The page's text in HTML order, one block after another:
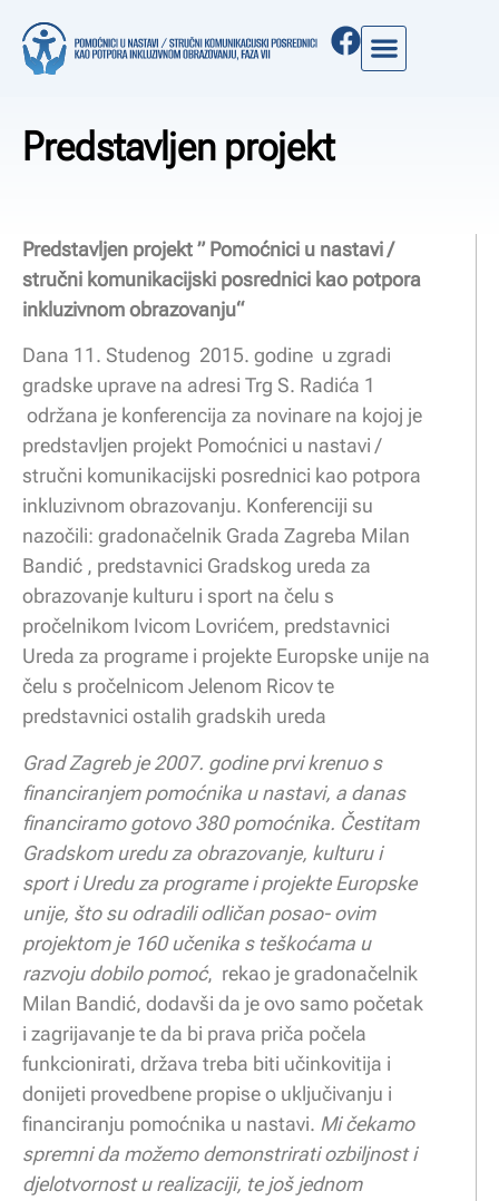
Predstavljen projekt
Predstavljen projekt ” Pomoćnici u nastavi /
stručni komunikacijski posrednici kao potpora
inkluzivnom obrazovanju“
Dana 11. Studenog 2015. godine u zgradi
gradske uprave na adresi Trg S. Radića 1
održana je konferencija za novinare na kojoj je
predstavljen projekt Pomoćnici u nastavi /
stručni komunikacijski posrednici kao potpora
inkluzivnom obrazovanju. Konferenciji su
nazočili: gradonačelnik Grada Zagreba Milan
Bandić , predstavnici Gradskog ureda za
obrazovanje kulturu i sport na čelu s
pročelnikom Ivicom Lovrićem, predstavnici
Ureda za programe i projekte Europske unije na
čelu s pročelnicom Jelenom Ricov te
predstavnici ostalih gradskih ureda
Grad Zagreb je 2007. godine prvi krenuo s
financiranjem pomoćnika u nastavi, a danas
financiramo gotovo 380 pomoćnika. Čestitam
Gradskom uredu za obrazovanje, kulturu i
sport i Uredu za programe i projekte Europske
unije, što su odradili odličan posao- ovim
projektom je 160 učenika s teškoćama u
razvoju dobilo pomoć, rekao je gradonačelnik
Milan Bandić, dodavši da je ovo samo početak
i zagrijavanje te da bi prava priča počela
funkcionirati, država treba biti učinkovitija i
donijeti provedbene propise o uključivanju i
financiranju pomoćnika u nastavi. Mi čekamo
spremni da možemo demonstrirati ozbiljnost i
djelotvornost u realizaciji, te još jednom